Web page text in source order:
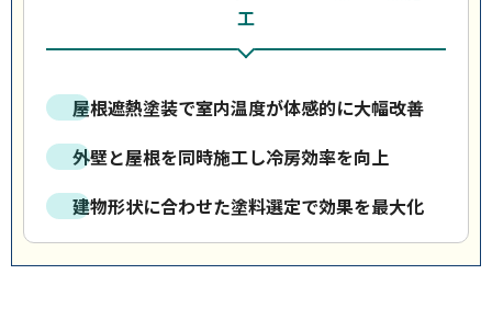
工
屋根遮熱塗装で室内温度が体感的に大幅改善
外壁と屋根を同時施工し冷房効率を向上
建物形状に合わせた塗料選定で効果を最大化